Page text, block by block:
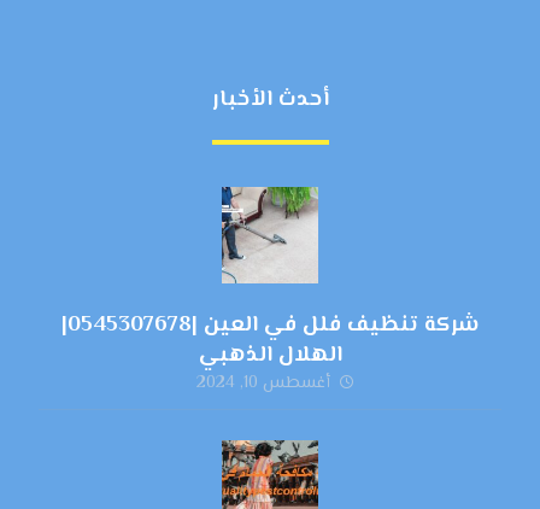
أحدث الأخبار
شركة تنظيف فلل في العين |0545307678|
الهلال الذهبي
أغسطس 10, 2024